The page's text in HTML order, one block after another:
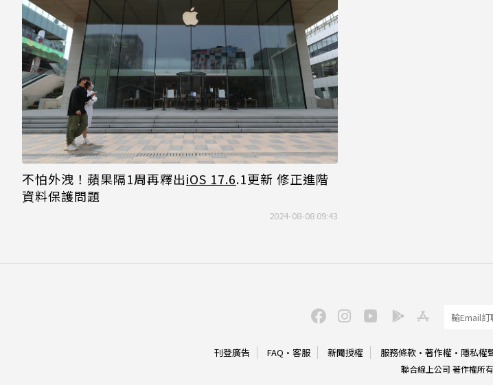
不怕外洩！蘋果隔1周再釋出iOS 17.6.1更新 修正進階
資料保護問題
2024-08-08 09:43
刊登廣告 FAQ · 客服 新聞授權 服務條款 · 著作權 · 隱私權
聯合線上公司 著作權所